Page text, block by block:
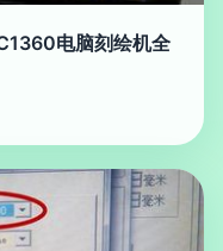
电脑刻绘机全